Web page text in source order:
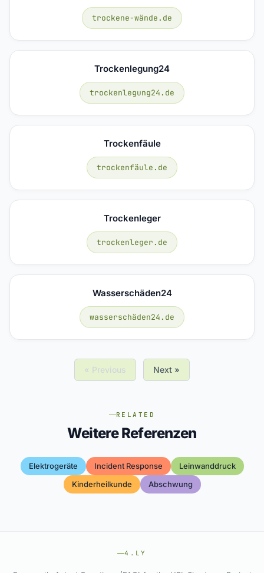
trockene-wände.de
Trockenlegung24
trockenlegung24.de
Trockenfäule
trockenfäule.de
Trockenleger
trockenleger.de
Wasserschäden24
wasserschäden24.de
« Previous Next »
RELATED
Weitere Referenzen
Elektrogeräte Incident Response
Leinwanddruck
Kinderheilkunde
Abschwung
4.LY